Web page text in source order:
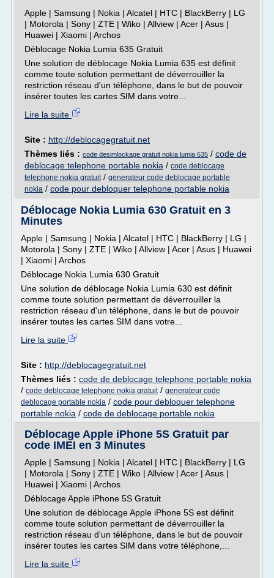
Apple | Samsung | Nokia | Alcatel | HTC | BlackBerry | LG
| Motorola | Sony | ZTE | Wiko | Allview | Acer | Asus |
Huawei | Xiaomi | Archos
Déblocage Nokia Lumia 635 Gratuit
Une solution de déblocage Nokia Lumia 635 est définit
comme toute solution permettant de déverrouiller la
restriction réseau d'un téléphone, dans le but de pouvoir
insérer toutes les cartes SIM dans votre...
Lire la suite
Site : http://deblocagegratuit.net
Thèmes liés : code desimlockage gratuit nokia lumia 635 / code de
deblocage telephone portable nokia / code deblocage
telephone nokia gratuit/ generateur code deblocage portable
nokia / code pour debloquer telephone portable nokia
Déblocage Nokia Lumia 630 Gratuit en 3
Minutes
Apple | Samsung | Nokia | Alcatel | HTC | BlackBerry | LG |
Motorola | Sony | ZTE | Wiko | Allview | Acer | Asus | Huawei
| Xiaomi | Archos
Déblocage Nokia Lumia 630 Gratuit
Une solution de déblocage Nokia Lumia 630 est définit
comme toute solution permettant de déverrouiller la
restriction réseau d'un téléphone, dans le but de pouvoir
insérer toutes les cartes SIM dans votre...
Lire la suite
Site : http://deblocagegratuit.net
Thèmes liés : code de deblocage telephone portable nokia
/ code deblocage telephone nokia gratuit/ generateur code
deblocage portable nokia / code pour debloquer telephone
portable nokia / code de deblocage portable nokia
Déblocage Apple iPhone 5S Gratuit par
code IMEI en 3 Minutes
Apple | Samsung | Nokia | Alcatel | HTC | BlackBerry | LG
| Motorola | Sony | ZTE | Wiko | Allview | Acer | Asus |
Huawei | Xiaomi | Archos
Déblocage Apple iPhone 5S Gratuit
Une solution de déblocage Apple iPhone 5S est définit
comme toute solution permettant de déverrouiller la
restriction réseau d'un téléphone, dans le but de pouvoir
insérer toutes les cartes SIM dans votre téléphone,...
Lire la suite